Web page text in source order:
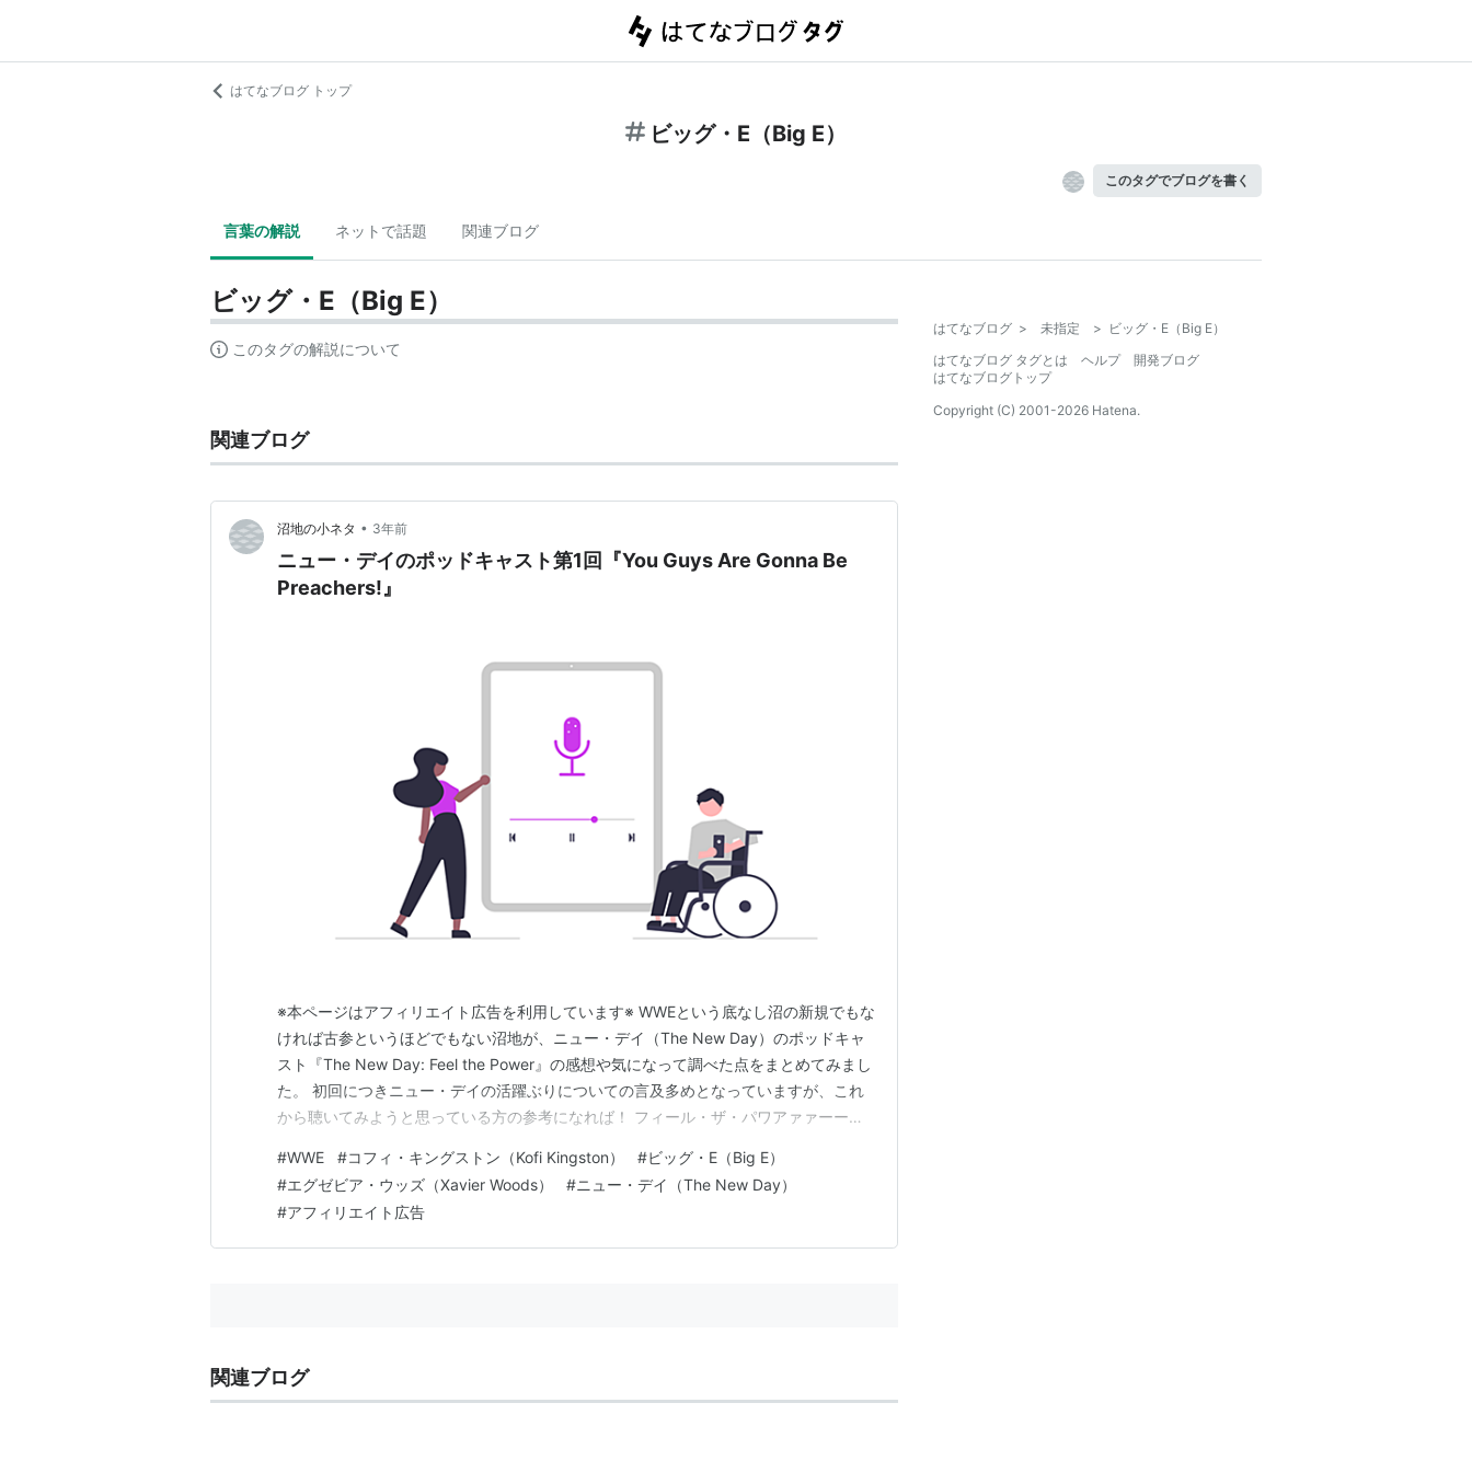
はてなブログ トップ
ビッグ・E（Big E）
このタグでブログを書く
言葉の解説 ネットで話題 関連ブログ
ビッグ・E（Big E）
このタグの解説について
関連ブログ
沼地の小ネタ • 3年前
ニュー・デイのポッドキャスト第1回『You Guys Are Gonna Be
Preachers!』
※本ページはアフィリエイト広告を利用しています※ WWEという底なし沼の新規でもな
ければ古参というほどでもない沼地が、ニュー・デイ（The New Day）のポッドキャ
スト『The New Day: Feel the Power』の感想や気になって調べた点をまとめてみまし
た。 初回につきニュー・デイの活躍ぶりについての言及多めとなっていますが、これ
から聴いてみようと思っている方の参考になれば！ フィール・ザ・パワアァァーー
Are Gonna Be Preachers!』 結成時には…
#WWE #コフィ・キングストン（Kofi Kingston） #ビッグ・E（Big E）
#エグゼビア・ウッズ（Xavier Woods） #ニュー・デイ（The New Day）
#アフィリエイト広告
関連ブログ
はてなブログ > 未指定 > ビッグ・E（Big E）
はてなブログ タグとは
ヘルプ
開発ブログ
はてなブログトップ
Copyright (C) 2001-2026 Hatena.